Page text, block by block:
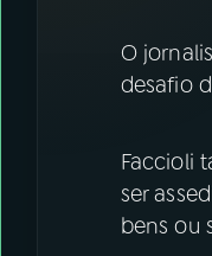
O
desafio
Faccioli
ser
bens ou